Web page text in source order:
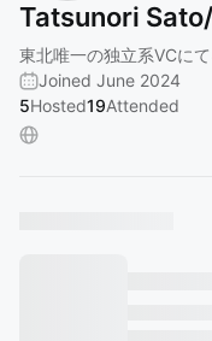
Tatsunori
東北唯一の独立系VCに
Joined June 2024
5Hosted19Attended